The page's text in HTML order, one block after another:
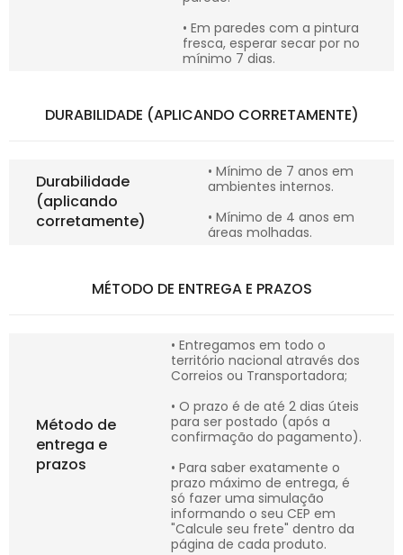
• Em paredes com a pintura
fresca, esperar secar por no
mínimo 7 dias.
DURABILIDADE (APLICANDO CORRETAMENTE)
Durabilidade
(aplicando
corretamente)
• Mínimo de 7 anos em
ambientes internos.
• Mínimo de 4 anos em
áreas molhadas.
MÉTODO DE ENTREGA E PRAZOS
Método de
entrega e
prazos
• Entregamos em todo o
território nacional através dos
Correios ou Transportadora;
• O prazo é de até 2 dias úteis
para ser postado (após a
confirmação do pagamento).
• Para saber exatamente o
prazo máximo de entrega, é
só fazer uma simulação
informando o seu CEP em
"Calcule seu frete" dentro da
página de cada produto.